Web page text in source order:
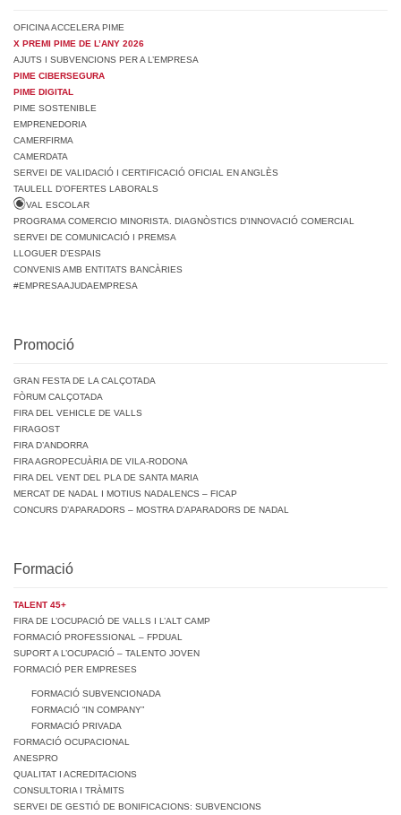
OFICINA ACCELERA PIME
X PREMI PIME DE L’ANY 2026
AJUTS I SUBVENCIONS PER A L’EMPRESA
PIME CIBERSEGURA
PIME DIGITAL
PIME SOSTENIBLE
EMPRENEDORIA
CAMERFIRMA
CAMERDATA
SERVEI DE VALIDACIÓ I CERTIFICACIÓ OFICIAL EN ANGLÈS
TAULELL D’OFERTES LABORALS
VAL ESCOLAR
PROGRAMA COMERCIO MINORISTA. DIAGNÒSTICS D’INNOVACIÓ COMERCIAL
SERVEI DE COMUNICACIÓ I PREMSA
LLOGUER D’ESPAIS
CONVENIS AMB ENTITATS BANCÀRIES
#EMPRESAAJUDAEMPRESA
Promoció
GRAN FESTA DE LA CALÇOTADA
FÒRUM CALÇOTADA
FIRA DEL VEHICLE DE VALLS
FIRAGOST
FIRA D’ANDORRA
FIRA AGROPECUÀRIA DE VILA-RODONA
FIRA DEL VENT DEL PLA DE SANTA MARIA
MERCAT DE NADAL I MOTIUS NADALENCS – FICAP
CONCURS D’APARADORS – MOSTRA D’APARADORS DE NADAL
Formació
TALENT 45+
FIRA DE L’OCUPACIÓ DE VALLS I L’ALT CAMP
FORMACIÓ PROFESSIONAL – FPDUAL
SUPORT A L’OCUPACIÓ – TALENTO JOVEN
FORMACIÓ PER EMPRESES
FORMACIÓ SUBVENCIONADA
FORMACIÓ “IN COMPANY”
FORMACIÓ PRIVADA
FORMACIÓ OCUPACIONAL
ANESPRO
QUALITAT I ACREDITACIONS
CONSULTORIA I TRÀMITS
SERVEI DE GESTIÓ DE BONIFICACIONS: SUBVENCIONS